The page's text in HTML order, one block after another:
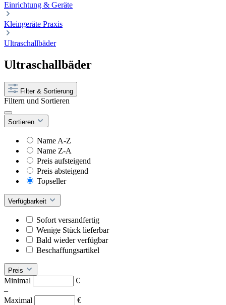
Einrichtung & Geräte
Kleingeräte Praxis
Ultraschallbäder
Ultraschallbäder
Filter & Sortierung
Filtern und Sortieren
Sortieren
Name A-Z
Name Z-A
Preis aufsteigend
Preis absteigend
Topseller
Verfügbarkeit
Sofort versandfertig
Wenige Stück lieferbar
Bald wieder verfügbar
Beschaffungsartikel
Preis
Minimal
€
–
Maximal
€